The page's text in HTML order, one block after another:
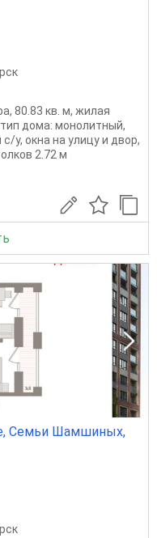
80.83 кв. м, жилая
дома: монолитный,
у, окна на улицу и двор,
2.72 м
Семьи Шамшиных,